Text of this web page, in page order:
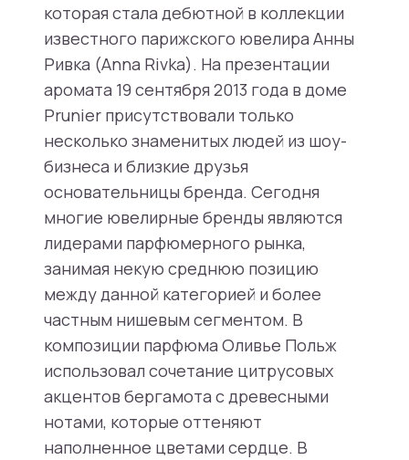
которая стала дебютной в коллекции
известного парижского ювелира Анны
Ривка (Anna Rivka). На презентации
аромата 19 сентября 2013 года в доме
Prunier присутствовали только
несколько знаменитых людей из шоу-
бизнеса и близкие друзья
основательницы бренда. Сегодня
многие ювелирные бренды являются
лидерами парфюмерного рынка,
занимая некую среднюю позицию
между данной категорией и более
частным нишевым сегментом. В
композиции парфюма Оливье Польж
использовал сочетание цитрусовых
акцентов бергамота с древесными
нотами, которые оттеняют
наполненное цветами сердце. В